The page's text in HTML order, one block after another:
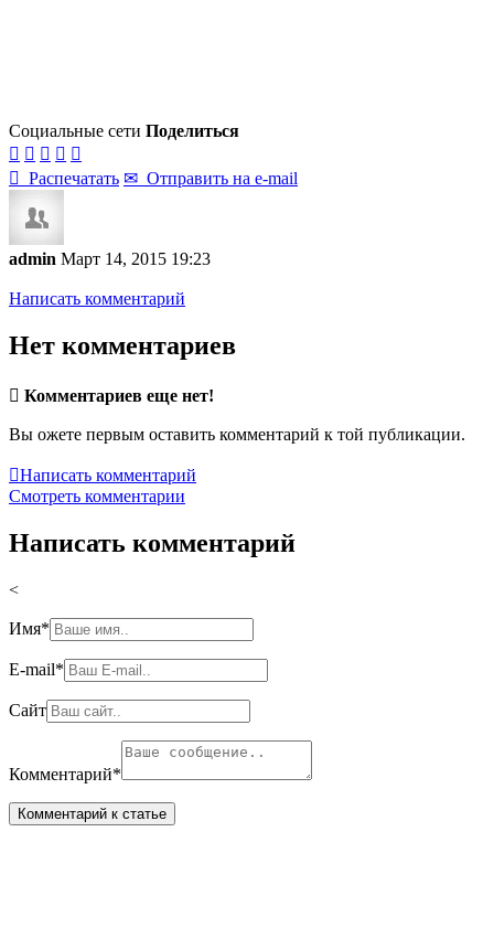
Социальные сети Поделиться
    
 Распечатать ✉ Отправить на e-mail
admin Март 14, 2015 19:23
Написать комментарий
Нет комментариев
 Комментариев еще нет!
Вы ожете первым оставить комментарий к той публикации.
Написать комментарий
Смотреть комментарии
Написать комментарий
<
Имя*
E-mail*
Сайт
Комментарий*